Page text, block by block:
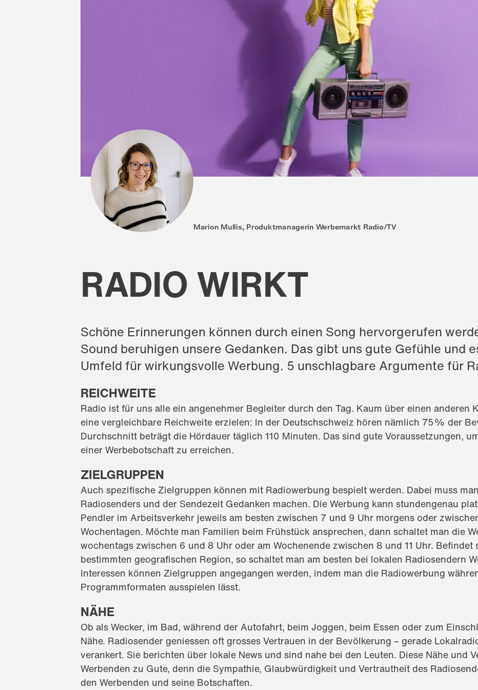
Marion Mullis, Produktmanagerin Werbemarkt Radio/TV
RADIO WIRKT
Schöne Erinnerungen können durch einen Song hervorgerufen
Sound beruhigen unsere Gedanken. Das gibt uns gute Gefühle und
Umfeld für wirkungsvolle Werbung. 5 unschlagbare Argumente für
REICHWEITE
Radio ist für uns alle ein angenehmer Begleiter durch den Tag. Kaum über einen anderen
eine vergleichbare Reichweite erzielen: In der Deutschschweiz hören nämlich 75% der
Durchschnitt beträgt die Hördauer täglich 110 Minuten. Das sind gute Voraussetzungen,
einer Werbebotschaft zu erreichen.
ZIELGRUPPEN
Auch spezifische Zielgruppen können mit Radiowerbung bespielt werden. Dabei muss
Radiosenders und der Sendezeit Gedanken machen. Die Werbung kann stundengenau
Pendler im Arbeitsverkehr jeweils am besten zwischen 7 und 9 Uhr morgens oder
Wochentagen. Möchte man Familien beim Frühstück ansprechen, dann schaltet man die
wochentags zwischen 6 und 8 Uhr oder am Wochenende zwischen 8 und 11 Uhr. Befindet
bestimmten geografischen Region, so schaltet man am besten bei lokalen Radiosendern
Interessen können Zielgruppen angegangen werden, indem man die Radiowerbung
Programmformaten ausspielen lässt.
NÄHE
Ob als Wecker, im Bad, während der Autofahrt, beim Joggen, beim Essen oder zum
Nähe. Radiosender geniessen oft grosses Vertrauen in der Bevölkerung – gerade
verankert. Sie berichten über lokale News und sind nahe bei den Leuten. Diese Nähe und
Werbenden zu Gute, denn die Sympathie, Glaubwürdigkeit und Vertrautheit des
den Werbenden und seine Botschaften.